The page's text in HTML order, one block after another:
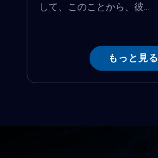
して、このことから、彼...
もっと見る